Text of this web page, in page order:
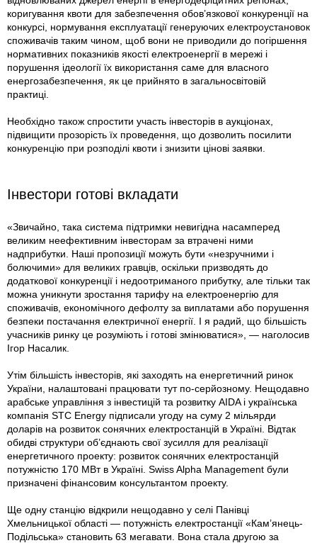
коригування квоти для забезпечення обов’язкової конкуренції на
конкурсі, нормування експлуатації генеруючих електроустановок
споживачів таким чином, щоб вони не приводили до погіршення
нормативних показників якості електроенергії в мережі і
порушення ідеології їх використання саме для власного
енергозабезпечення, як це прийнято в загальносвітовій
практиці.
Необхідно також спростити участь інвесторів в аукціонах,
підвищити прозорість їх проведення, що дозволить посилити
конкуренцію при розподілі квоти і знизити цінові заявки.
Інвестори готові вкладати
«Звичайно, така система підтримки невигідна насамперед
великим неефективним інвесторам за втрачені ними
надприбутки. Наші пропозиції можуть бути «незручними і
болючими» для великих гравців, оскільки призводять до
додаткової конкуренції і недоотриманого прибутку, але тільки так
можна уникнути зростання тарифу на електроенергію для
споживачів, економічного дефолту за виплатами або порушення
безпеки постачання електричної енергії. І я радий, що більшість
учасників ринку це розуміють і готові змінюватися», — наголосив
Ігор Насалик.
Утім більшість інвесторів, які заходять на енергетичний ринок
України, налаштовані працювати тут по-серйозному. Нещодавно
арабське управління з інвестицій та розвитку AIDA і українська
компанія STC Energy підписали угоду на суму 2 мільярди
доларів на розвиток сонячних електростанцій в Україні. Відтак
обидві структури об’єднають свої зусилля для реалізації
енергетичного проекту: розвиток сонячних електростанцій
потужністю 170 МВт в Україні. Swiss Alpha Management були
призначені фінансовим консультантом проекту.
Ще одну станцію відкрили нещодавно у селі Панівці
Хмельницької області — потужність електростанції «Кам’янець-
Подільська» становить 63 мегавати. Вона стала другою за